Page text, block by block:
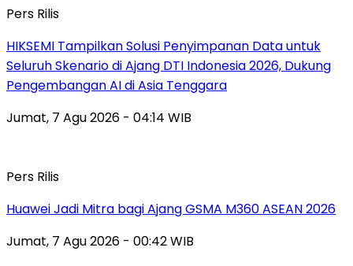
Pers Rilis
HIKSEMI Tampilkan Solusi Penyimpanan Data untuk
Seluruh Skenario di Ajang DTI Indonesia 2026, Dukung
Pengembangan AI di Asia Tenggara
Jumat, 7 Agu 2026 - 04:14 WIB
Pers Rilis
Huawei Jadi Mitra bagi Ajang GSMA M360 ASEAN 2026
Jumat, 7 Agu 2026 - 00:42 WIB